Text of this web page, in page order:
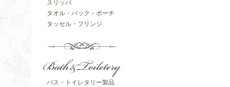
スリッパ
タオル・バック・ポーチ
タッセル・フリンジ
バス・トイレタリー製品